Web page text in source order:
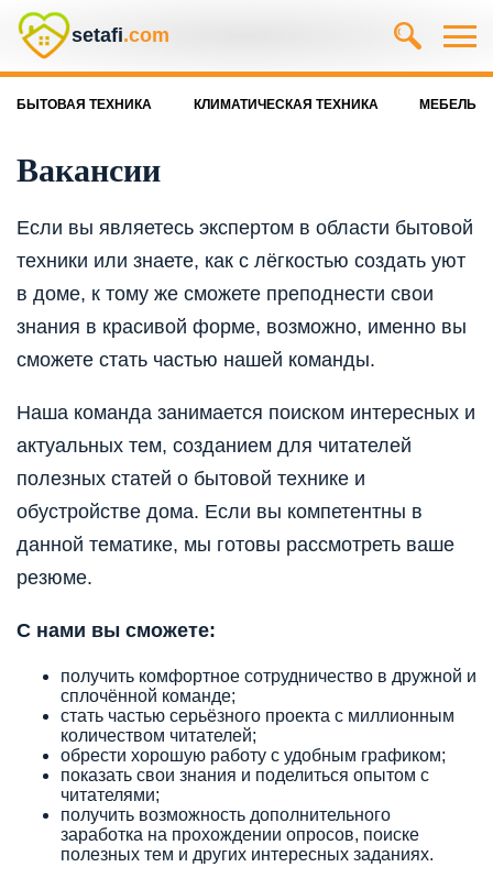
setafi.com
БЫТОВАЯ ТЕХНИКА КЛИМАТИЧЕСКАЯ ТЕХНИКА МЕБЕЛЬ
Вакансии
Если вы являетесь экспертом в области бытовой
техники или знаете, как с лёгкостью создать уют
в доме, к тому же сможете преподнести свои
знания в красивой форме, возможно, именно вы
сможете стать частью нашей команды.
Наша команда занимается поиском интересных и
актуальных тем, созданием для читателей
полезных статей о бытовой технике и
обустройстве дома. Если вы компетентны в
данной тематике, мы готовы рассмотреть ваше
резюме.
С нами вы сможете:
получить комфортное сотрудничество в дружной и
сплочённой команде;
стать частью серьёзного проекта с миллионным
количеством читателей;
обрести хорошую работу с удобным графиком;
показать свои знания и поделиться опытом с
читателями;
получить возможность дополнительного
заработка на прохождении опросов, поиске
полезных тем и других интересных заданиях.